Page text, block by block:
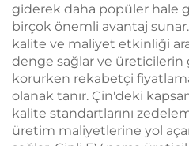
giderek daha popüler hale
birçok önemli avantaj
kalite ve maliyet etkinliği
denge sağlar ve üreticilerin
korurken rekabetçi
olanak tanır. Çin'deki
kalite standartlarını
üretim maliyetlerine yol